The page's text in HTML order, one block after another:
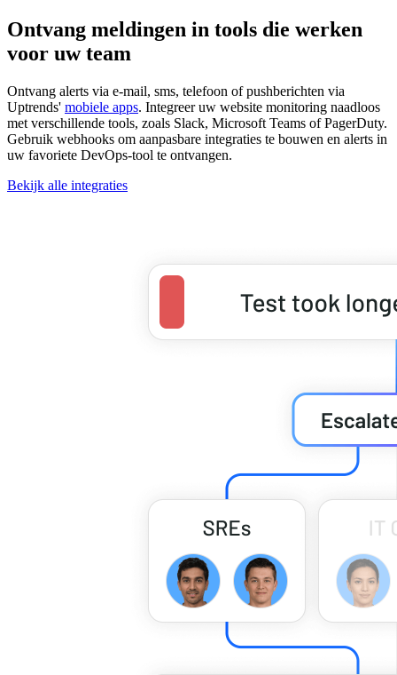
Ontvang meldingen in tools die werken
voor uw team
Ontvang alerts via e-mail, sms, telefoon of pushberichten via
Uptrends' mobiele apps. Integreer uw website monitoring naadloos
met verschillende tools, zoals Slack, Microsoft Teams of PagerDuty.
Gebruik webhooks om aanpasbare integraties te bouwen en alerts in
uw favoriete DevOps-tool te ontvangen.
Bekijk alle integraties